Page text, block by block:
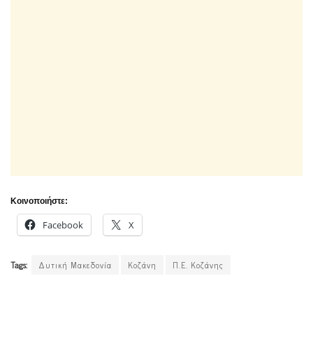
Κοινοποιήστε:
Facebook X
Tags: Δυτική Μακεδονία Κοζάνη Π.Ε. Κοζάνης